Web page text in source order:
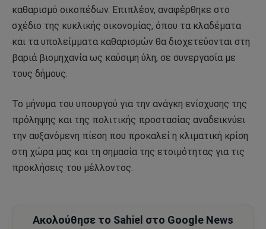
καθαρισμό οικοπέδων. Επιπλέον, αναφέρθηκε στο
σχέδιο της κυκλικής οικονομίας, όπου τα κλαδέματα
και τα υπολείμματα καθαρισμών θα διοχετεύονται στη
βαριά βιομηχανία ως καύσιμη ύλη, σε συνεργασία με
τους δήμους.
Το μήνυμα του υπουργού για την ανάγκη ενίσχυσης της
πρόληψης και της πολιτικής προστασίας αναδεικνύει
την αυξανόμενη πίεση που προκαλεί η κλιματική κρίση
στη χώρα μας και τη σημασία της ετοιμότητας για τις
προκλήσεις του μέλλοντος.
Ακολούθησε το Sahiel στο Google News